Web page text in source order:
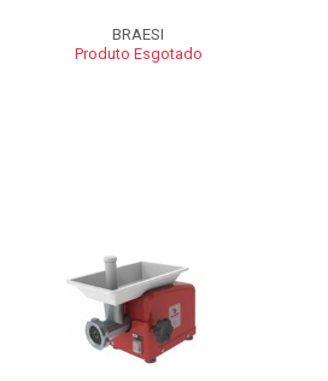
BRAESI
Produto Esgotado